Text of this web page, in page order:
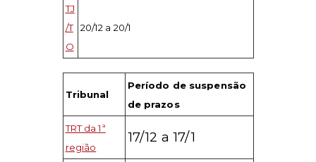
TJ
/T
O
20/12 a 20/1
Tribunal
Período de suspensão
de prazos
TRT da 1ª
região
17/12 a 17/1